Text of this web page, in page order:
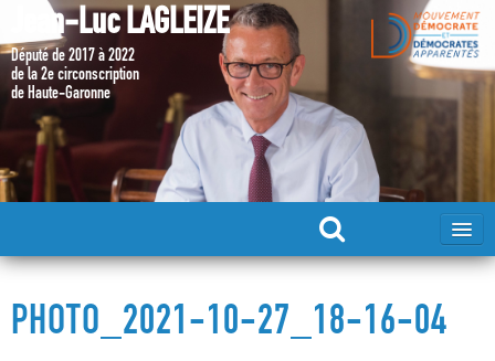
Jean-Luc LAGLEIZE
Député de 2017 à 2022
de la 2e circonscription
de Haute-Garonne
MA CANDIDATURE 2024
PHOTO_2021-10-27_18-16-04